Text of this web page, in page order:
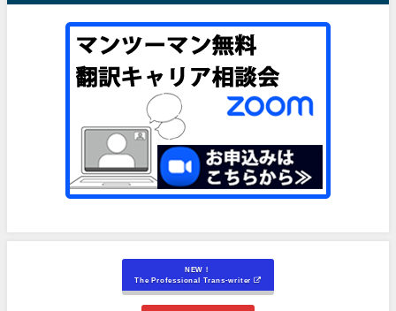
NEW！
The Professional Trans-writer